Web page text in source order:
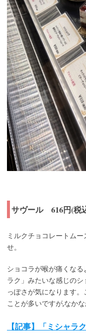
サヴール 616円(税
ミルクチョコレートム
せ。
ショコラが喉が痛くな
ラク」みたいな感じの
っぽさが気になります
ことが多いですが,なか
【記事】「ミシャラ